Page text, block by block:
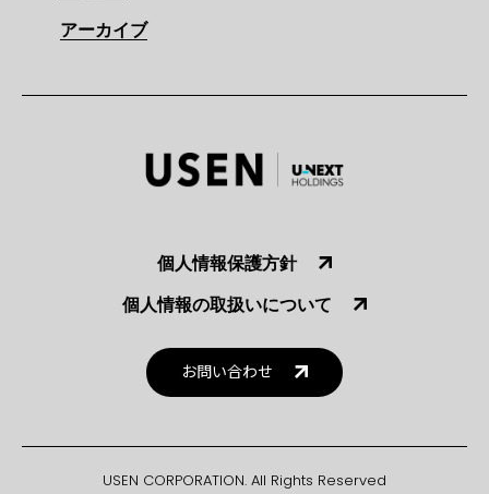
アーカイブ
個人情報保護方針
個人情報の取扱いについて
お問い合わせ
USEN CORPORATION. All Rights Reserved